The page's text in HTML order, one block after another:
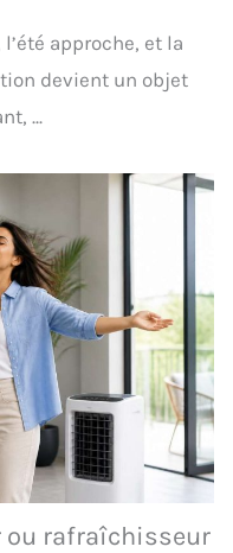
approche, et la
devient un objet
...
rafraîchisseur